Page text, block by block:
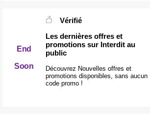
End
Soon
Vérifié
Les dernières offres et
promotions sur Interdit au
public
Découvrez Nouvelles offres et
promotions disponibles, sans aucun
code promo !